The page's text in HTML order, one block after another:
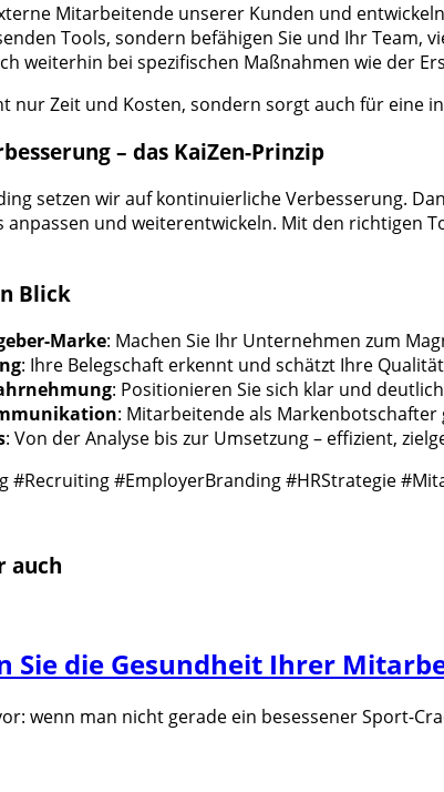
Mitarbeitende unserer Kunden und
Tools, sondern befähigen Sie und Ihr Team,
weiterhin bei spezifischen Maßnahmen wie der
nur Zeit und Kosten, sondern sorgt auch für eine
– das KaiZen-Prinzip
setzen wir auf kontinuierliche Verbesserung.
anpassen und weiterentwickeln. Mit den richtigen
Blick
Marke: Machen Sie Ihr Unternehmen zum
: Ihre Belegschaft erkennt und schätzt Ihre
: Positionieren Sie sich klar und
: Mitarbeitende als
: Von der Analyse bis zur Umsetzung – effizient,
#Recruiting #EmployerBranding #HRStrategie
auch
Sie die Gesundheit Ihrer
wenn man nicht gerade ein besessener Sport-